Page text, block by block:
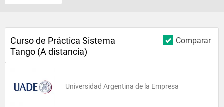
Comparar
Curso de Práctica Sistema
Tango (A distancia)
Universidad Argentina de la Empresa